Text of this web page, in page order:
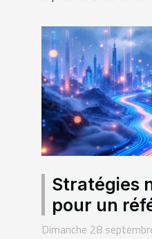
Stratégies
pour un
durable :
Dimanche 28